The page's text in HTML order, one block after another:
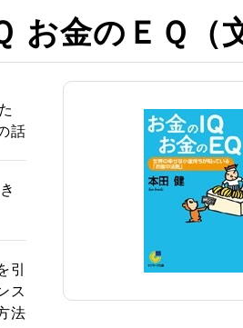
お金のＥＱ（
話
引
ス
法